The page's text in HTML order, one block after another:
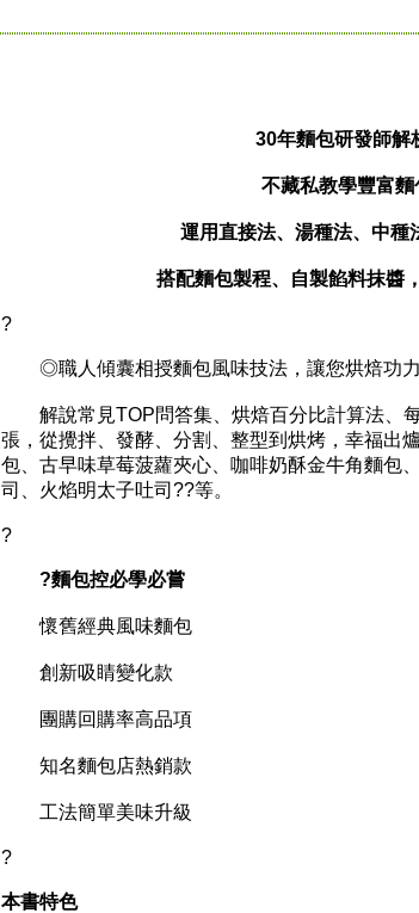
30年麵包研發師解
不藏私教學豐富麵
運用直接法、湯種法、中種
搭配麵包製程、自製餡料抹醬
?
◎職人傾囊相授麵包風味技法，讓您烘焙功力
解說常見TOP問答集、烘焙百分比計算法、
張，從攪拌、發酵、分割、整型到烘烤，幸福出
包、古早味草莓菠蘿夾心、咖啡奶酥金牛角麵包
司、火焰明太子吐司??等。
?
?麵包控必學必嘗
懷舊經典風味麵包
創新吸睛變化款
團購回購率高品項
知名麵包店熱銷款
工法簡單美味升級
?
本書特色